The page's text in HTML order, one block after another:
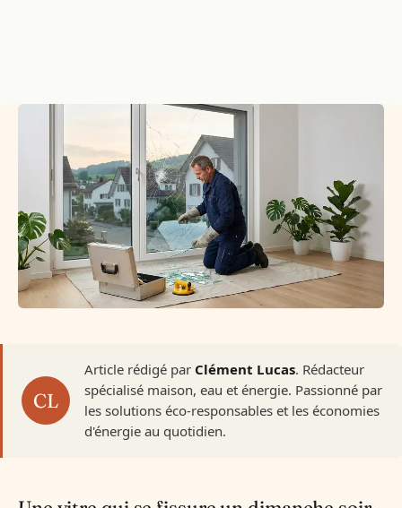
Article rédigé par Clément Lucas. Rédacteur
spécialisé maison, eau et énergie. Passionné par
les solutions éco-responsables et les économies
d'énergie au quotidien.